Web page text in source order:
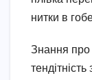
нитки в
Знання про